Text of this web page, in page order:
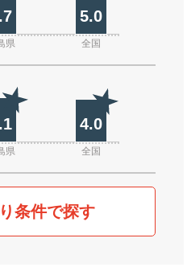
5.0
県 全国
4.0
県 全国
条件で探す